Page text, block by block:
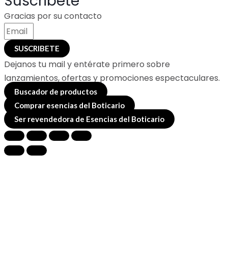
Gracias por su contacto
SUSCRIBETE
Dejanos tu mail y entérate primero sobre
lanzamientos, ofertas y promociones espectaculares.
Buscador de productos
Comprar esencias del Boticario
Ser revendedora de Esencias del Boticario